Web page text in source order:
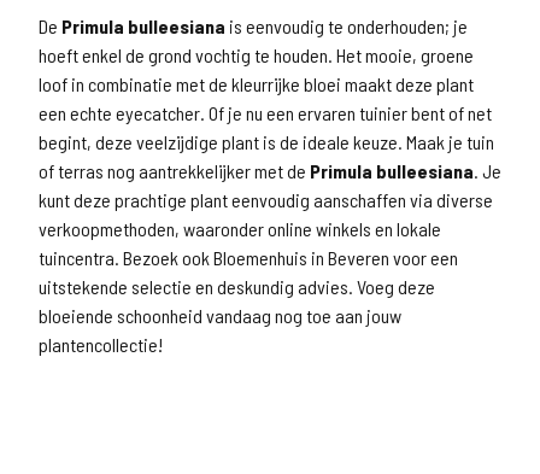
De Primula bulleesiana is eenvoudig te onderhouden; je
hoeft enkel de grond vochtig te houden. Het mooie, groene
loof in combinatie met de kleurrijke bloei maakt deze plant
een echte eyecatcher. Of je nu een ervaren tuinier bent of net
begint, deze veelzijdige plant is de ideale keuze. Maak je tuin
of terras nog aantrekkelijker met de Primula bulleesiana. Je
kunt deze prachtige plant eenvoudig aanschaffen via diverse
verkoopmethoden, waaronder online winkels en lokale
tuincentra. Bezoek ook Bloemenhuis in Beveren voor een
uitstekende selectie en deskundig advies. Voeg deze
bloeiende schoonheid vandaag nog toe aan jouw
plantencollectie!